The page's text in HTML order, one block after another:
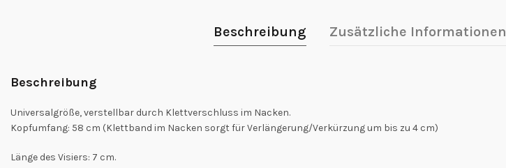
Beschreibung Zusätzliche Informationen
Beschreibung
Universalgröße, verstellbar durch Klettverschluss im Nacken.
Kopfumfang: 58 cm (Klettband im Nacken sorgt für Verlängerung/Verkürzung um bis zu 4 cm)
Länge des Visiers: 7 cm.